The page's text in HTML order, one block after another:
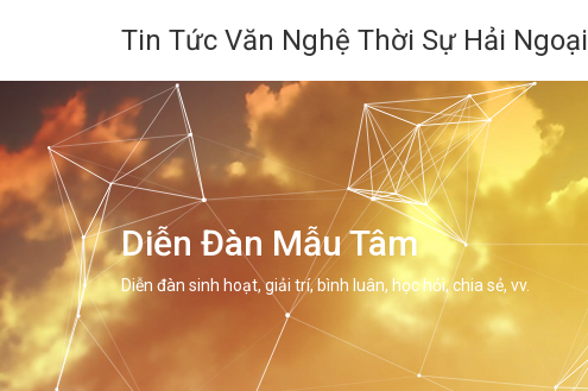
Tin Tức Văn Nghệ Thời Sự Hải Ngoại
Diễn Đàn Mẫu Tâm
Diễn đàn sinh hoạt, giải trí, bình luân, học hỏi, chia sẻ, vv.